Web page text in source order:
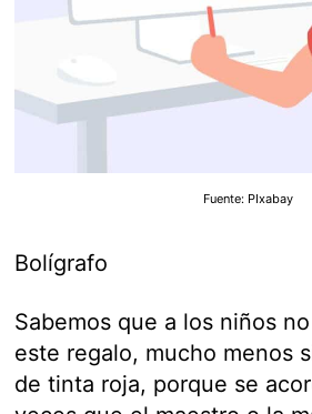
Fuente: PIxabay
Bolígrafo
Sabemos que a los niños
este regalo, mucho menos
de tinta roja, porque se